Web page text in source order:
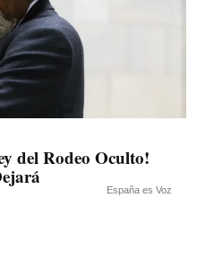
del Rodeo Oculto!
España es Voz